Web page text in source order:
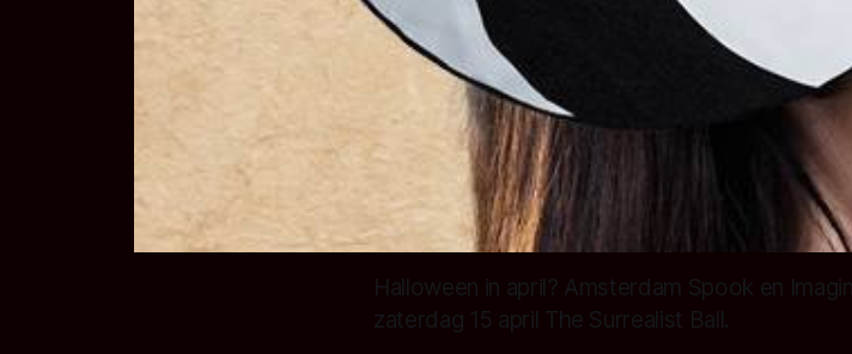
Halloween in april? Amsterdam Spook en
zaterdag 15 april The Surrealist Ball.